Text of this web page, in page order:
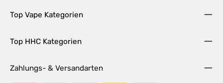
Top Vape Kategorien
Top HHC Kategorien
Zahlungs- & Versandarten